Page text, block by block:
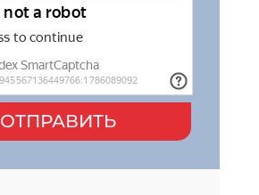
ОТПРАВИТЬ